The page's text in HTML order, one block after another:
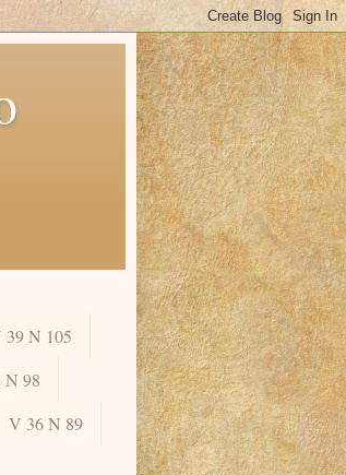
39 N 105
N 98
V 36 N 89